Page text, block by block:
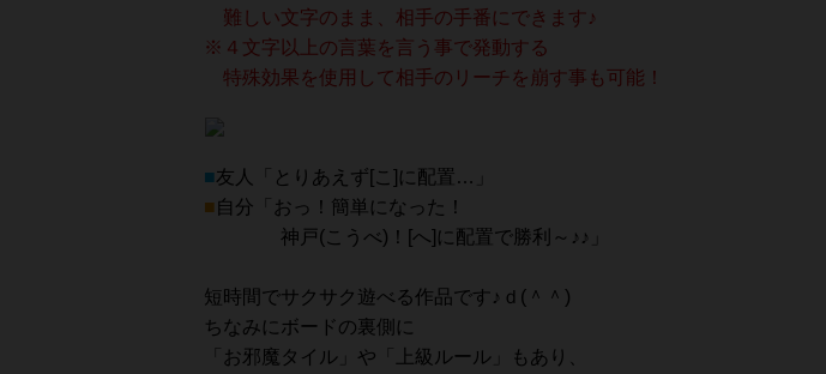
難しい文字のまま、相手の手番にできます♪
※４文字以上の言葉を言う事で発動する
特殊効果を使用して相手のリーチを崩す事も可能！
■友人「とりあえず[こ]に配置…」
■自分「おっ！簡単になった！
神戸(こうべ)！[へ]に配置で勝利～♪♪」
短時間でサクサク遊べる作品です♪ｄ(＾＾)
ちなみにボードの裏側に
「お邪魔タイル」や「上級ルール」もあり、